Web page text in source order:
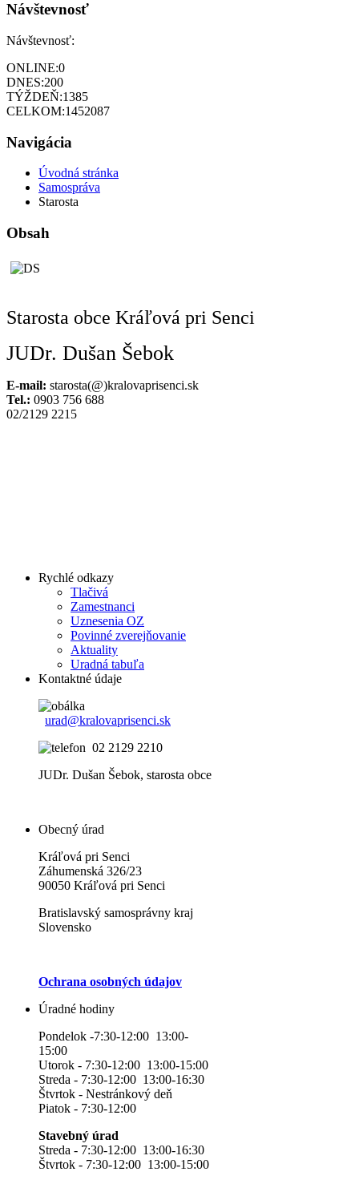
Návštevnosť
Návštevnosť:
ONLINE:0
DNES:200
TÝŽDEŇ:1385
CELKOM:1452087
Navigácia
Úvodná stránka
Samospráva
Starosta
Obsah
Starosta obce Kráľová pri Senci
JUDr. Dušan Šebok
E-mail: starosta(@)kralovaprisenci.sk
Tel.: 0903 756 688
02/2129 2215
Rychlé odkazy
Tlačivá
Zamestnanci
Uznesenia OZ
Povinné zverejňovanie
Aktuality
Uradná tabuľa
Kontaktné údaje
urad@kralovaprisenci.sk
02 2129 2210
JUDr. Dušan Šebok, starosta obce
Obecný úrad
Kráľová pri Senci
Záhumenská 326/23
90050 Kráľová pri Senci
Bratislavský samosprávny kraj
Slovensko
Ochrana osobných údajov
Úradné hodiny
Pondelok -7:30-12:00 13:00-
15:00
Utorok - 7:30-12:00 13:00-15:00
Streda - 7:30-12:00 13:00-16:30
Štvrtok - Nestránkový deň
Piatok - 7:30-12:00
Stavebný úrad
Streda - 7:30-12:00 13:00-16:30
Štvrtok - 7:30-12:00 13:00-15:00